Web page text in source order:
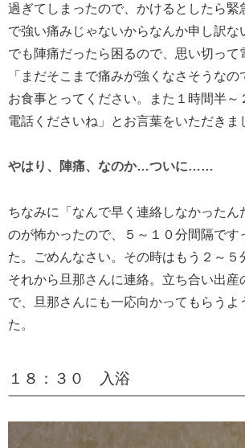
過ぎてしまったので、かけるとしたら緊
で強い痛みじゃないからなんか申し訳
でも陣痛だったら困るので、思い切って
「まだそこまで痛みが強くなさそうなの
お食事とってください。また１時間半～
電話くださいね」とお言葉をいただきま
やはり、陣痛、なのか…ついに……
ちなみに「なんで早く連絡しなかったん
のが怖かったので、５～１０分間隔です
た。ごめんなさい。その時はもう２～５
それから旦那さんに連絡。立ち合い出産
で、旦那さんにも一応向かってもらうよ
た。
１８：３０ 入浴